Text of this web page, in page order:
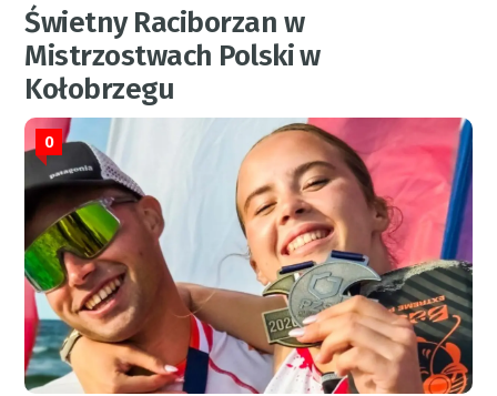
Świetny Raciborzan w
Mistrzostwach Polski w
Kołobrzegu
0